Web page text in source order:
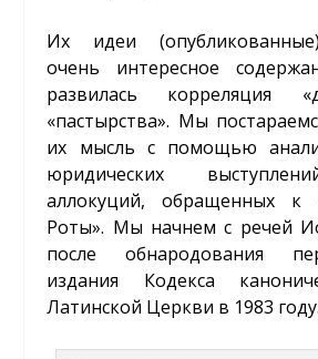
Их идеи
очень интересное
развилась корреляция
«пастырства». Мы
их мысль с помощью
юридических
аллокуций, обращенных к
Роты». Мы начнем с речей
после обнародования
издания Кодекса
Латинской Церкви в 1983 году.